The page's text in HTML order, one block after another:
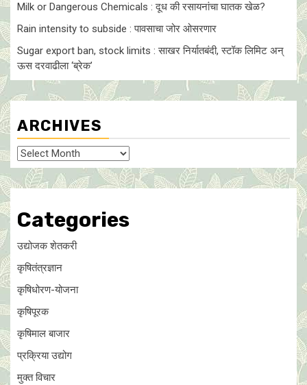
Milk or Dangerous Chemicals : दूध की रसायनांचा घातक खेळ?
Rain intensity to subside : पावसाचा जोर ओसरणार
Sugar export ban, stock limits : साखर निर्यातबंदी, स्टॉक लिमिट अन्
ऊस दरवाढीला ‘ब्रेक’
ARCHIVES
Archives
Categories
उद्योजक शेतकरी
कृषितंत्रज्ञान
कृषिधोरण-योजना
कृषिपूरक
कृषिमाल बाजार
प्रक्रिया उद्योग
मुक्त विचार